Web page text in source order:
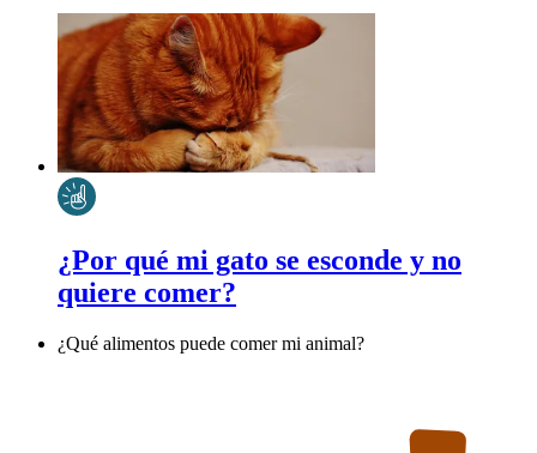
¿Por qué mi gato se esconde y no
quiere comer?
¿Qué alimentos puede comer mi animal?